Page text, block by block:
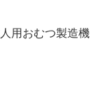
用おむつ製造機